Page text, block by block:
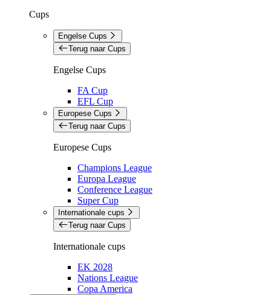
Cups
Engelse Cups
Terug naar Cups
Engelse Cups
FA Cup
EFL Cup
Europese Cups
Terug naar Cups
Europese Cups
Champions League
Europa League
Conference League
Super Cup
Internationale cups
Terug naar Cups
Internationale cups
EK 2028
Nations League
Copa America